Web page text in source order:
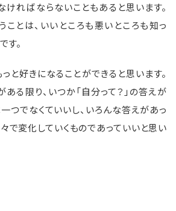
ければならないこともあると思います。
ことは、いいところも悪いところも知っ
す。
と好きになることができると思います。
る限り、いつか「自分って？」の答えが
つでなくていいし、いろんな答えがあっ
で変化していくものであっていいと思い